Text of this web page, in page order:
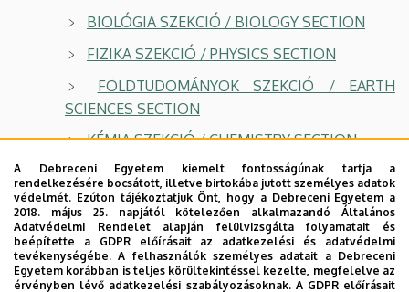
program
Természettudományi
és
Technológiai
Kar
BIOLÓGIA SZEKCIÓ / BIOLOGY SECTION
FIZIKA SZEKCIÓ / PHYSICS SECTION
FÖLDTUDOMÁNYOK SZEKCIÓ / EARTH
SCIENCES SECTION
KÉMIA SZEKCIÓ / CHEMISTRY SECTION
MATEMATIKA SZEKCIÓ / MATHEMATICS
SECTION
TESTNEVELÉS- ÉS SPORTTUDOMÁNYI
SZEKCIÓ / SPORT SCIENCES SECTION
A Debreceni Egyetem kiemelt fontosságúnak tartja a
rendelkezésére bocsátott, illetve birtokába jutott személyes adatok
védelmét. Ezúton tájékoztatjuk Önt, hogy a Debreceni Egyetem a
2018. május 25. napjától kötelezően alkalmazandó Általános
Adatvédelmi Rendelet alapján felülvizsgálta folyamatait és
beépítette a GDPR előírásait az adatkezelési és adatvédelmi
tevékenységébe. A felhasználók személyes adatait a Debreceni
Egyetem korábban is teljes körültekintéssel kezelte, megfelelve az
érvényben lévő adatkezelési szabályozásoknak. A GDPR előírásait